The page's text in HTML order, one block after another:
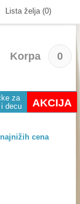
Lista želja (0)
Korpa 0
za
i decu
AKCIJA
cena